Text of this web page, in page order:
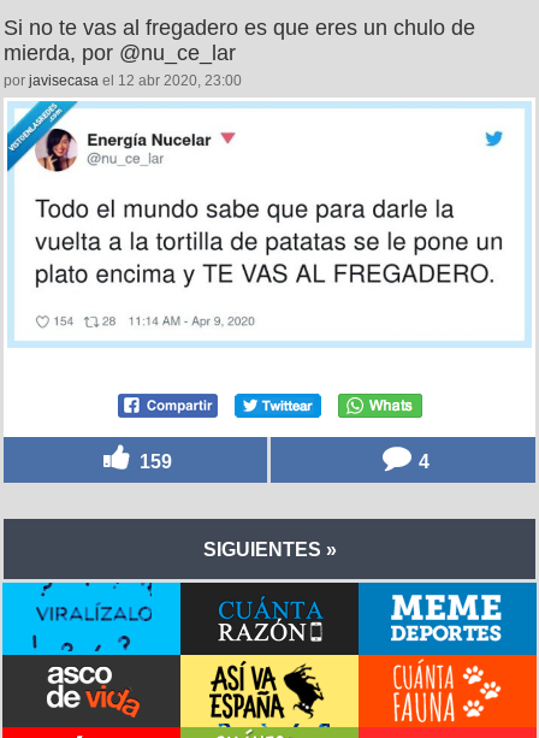
Si no te vas al fregadero es que eres un chulo de
mierda, por @nu_ce_lar
por javisecasa el 12 abr 2020, 23:00
159 4
SIGUIENTES »